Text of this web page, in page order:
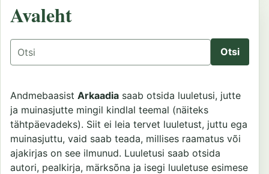
Avaleht
Otsing
Andmebaasist Arkaadia saab otsida luuletusi, jutte
ja muinasjutte mingil kindlal teemal (näiteks
tähtpäevadeks). Siit ei leia tervet luuletust, juttu ega
muinasjuttu, vaid saab teada, millises raamatus või
ajakirjas on see ilmunud. Luuletusi saab otsida
autori, pealkirja, märksõna ja isegi luuletuse esimese